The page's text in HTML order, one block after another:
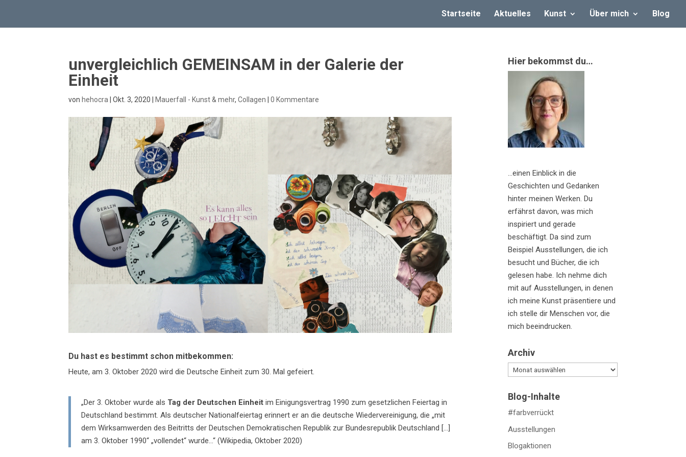
Startseite Aktuelles Kunst Über mich Blog
unvergleichlich GEMEINSAM in der Galerie der
Einheit
von hehocra |Okt. 3, 2020 Mauerfall - Kunst & mehr,Collagen |0 Kommentare
Du hast es bestimmt schon mitbekommen:
Heute, am 3. Oktober 2020 wird die Deutsche Einheit zum 30. Mal gefeiert.
„Der 3. Oktober wurde als Tag der Deutschen Einheit im Einigungsvertrag 1990 zum gesetzlichen Feiertag in
Deutschland bestimmt. Als deutscher Nationalfeiertag erinnert er an die deutsche Wiedervereinigung, die „mit
dem Wirksamwerden des Beitritts der Deutschen Demokratischen Republik zur Bundesrepublik Deutschland […]
am 3. Oktober 1990“ „vollendet“ wurde…“ (Wikipedia, Oktober 2020)
Hier bekommst du…
…einen Einblick in die
Geschichten und Gedanken
hinter meinen Werken. Du
erfährst davon, was mich
inspiriert und gerade
beschäftigt. Da sind zum
Beispiel Ausstellungen, die ich
besucht und Bücher, die ich
gelesen habe. Ich nehme dich
mit auf Ausstellungen, in denen
ich meine Kunst präsentiere und
ich stelle dir Menschen vor, die
mich beeindrucken.
Archiv
Archiv
Blog-Inhalte
#farbverrückt
Ausstellungen
Blogaktionen